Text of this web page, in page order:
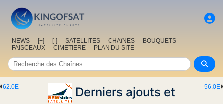
NEWS [+] [-] SATELLITES CHAîNES
BOUQUETS
FAISCEAUX
CIMETIERE PLAN DU SITE
56.0E
62.0E
Derniers ajouts et